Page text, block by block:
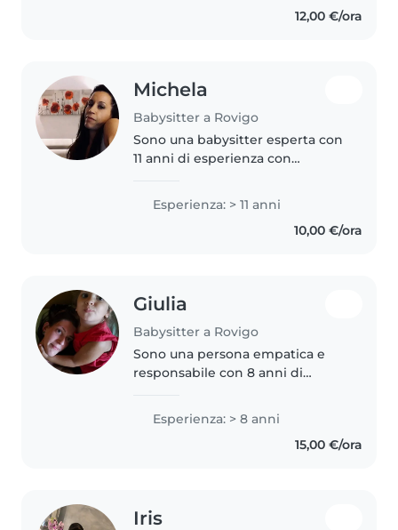
12,00 €/ora
Michela
Babysitter a Rovigo
Sono una babysitter esperta con
11 anni di esperienza con
neonati agli scolari. Mi piace
giocare e sono paziente,
responsabile e divertente. Ho la
Esperienza: > 11 anni
10,00 €/ora
Giulia
Babysitter a Rovigo
Sono una persona empatica e
responsabile con 8 anni di
in età prescolare, scolare e
adolescenti. Con il mio
background artistico, amo
Esperienza: > 8 anni
15,00 €/ora
Iris